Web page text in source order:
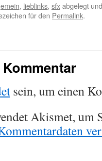
, lieblinks, sfxabgelegt
für den Permalink.
sein, um einen
Akismet, um